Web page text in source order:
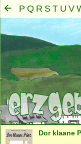
P Q R S T U V
Mensch
Seele ·
Dor klaane